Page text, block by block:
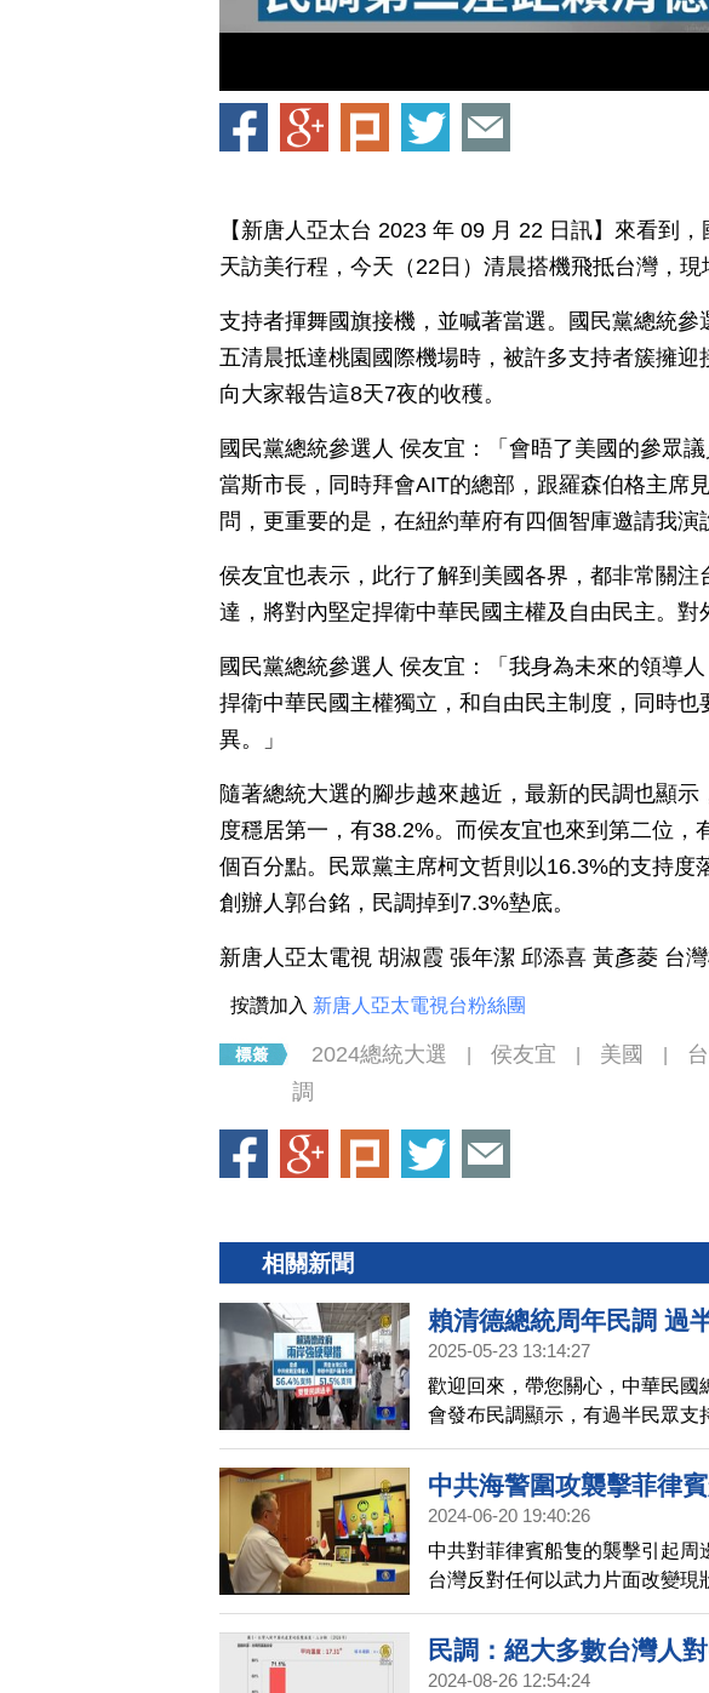
【新唐人亞太台 2023 年 09 月 22 日訊】來看到
天訪美行程，今天（22日）清晨搭機飛抵台灣，現
支持者揮舞國旗接機，並喊著當選。國民黨總統
五清晨抵達桃園國際機場時，被許多支持者簇擁
向大家報告這8天7夜的收穫。
國民黨總統參選人 侯友宜：「會晤了美國的參眾
當斯市長，同時拜會AIT的總部，跟羅森伯格主席
問，更重要的是，在紐約華府有四個智庫邀請我演
侯友宜也表示，此行了解到美國各界，都非常關
達，將對內堅定捍衛中華民國主權及自由民主。對
國民黨總統參選人 侯友宜：「我身為未來的領導
捍衛中華民國主權獨立，和自由民主制度，同時
異。」
隨著總統大選的腳步越來越近，最新的民調也顯
度穩居第一，有38.2%。而侯友宜也來到第二位，
個百分點。民眾黨主席柯文哲則以16.3%的支持度
創辦人郭台銘，民調掉到7.3%墊底。
新唐人亞太電視 胡淑霞 張年潔 邱添喜 黃彥菱 台
按讚加入 新唐人亞太電視台粉絲團
2024總統大選 侯友宜 美國
調
相關新聞
賴清德總統周年民調 過
2025-05-23 13:14:27
歡迎回來，帶您關心，中華民國
會發布民調顯示，有過半民眾支
統戰藝人等兩岸政策，不過台灣
任期的，關鍵課題。
中共海警圍攻襲擊菲律
2024-06-20 19:40:26
中共對菲律賓船隻的襲擊引起周
台灣反對任何以武力片面改變
軍事脅迫。美國國務卿布林肯也
域和平穩定，並重申美國根據《
諾。此外，日本自衛隊統合幕僚
民調：絕大多數台灣人
2024-08-26 12:54:24